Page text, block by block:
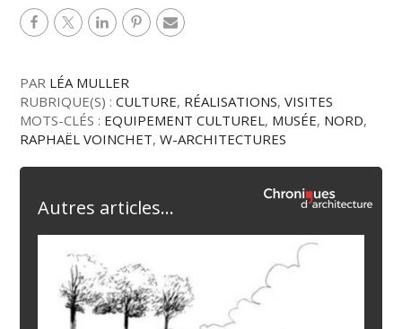
PAR LÉA MULLER
RUBRIQUE(S) :CULTURE, RÉALISATIONS,VISITES
MOTS-CLÉS : EQUIPEMENT CULTUREL, MUSÉE, NORD,
RAPHAËL VOINCHET,W-ARCHITECTURES
Autres articles...